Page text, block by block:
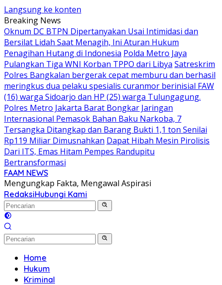
Langsung ke konten
Breaking News
Oknum DC BTPN Dipertanyakan Usai Intimidasi dan
Bersilat Lidah Saat Menagih, Ini Aturan Hukum
Penagihan Hutang di Indonesia Polda Metro Jaya
Pulangkan Tiga WNI Korban TPPO dari Libya Satreskrim
Polres Bangkalan bergerak cepat memburu dan berhasil
meringkus dua pelaku spesialis curanmor berinisial FAW
(16) warga Sidoarjo dan HP (25) warga Tulungagung.
Polres Metro Jakarta Barat Bongkar Jaringan
Internasional Pemasok Bahan Baku Narkoba, 7
Tersangka Ditangkap dan Barang Bukti 1,1 ton Senilai
Rp119 Miliar Dimusnahkan Dapat Hibah Mesin Pirolisis
Dari ITS, Emas Hitam Pempes Randupitu
Bertransformasi
FAAM NEWS
Mengungkap Fakta, Mengawal Aspirasi
RedaksiHubungi Kami
Home
Hukum
Kriminal